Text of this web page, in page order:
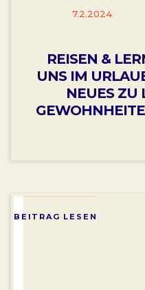
7.2.2024
REISEN &
UNS IM
NEUES ZU
BEITRAG LESEN